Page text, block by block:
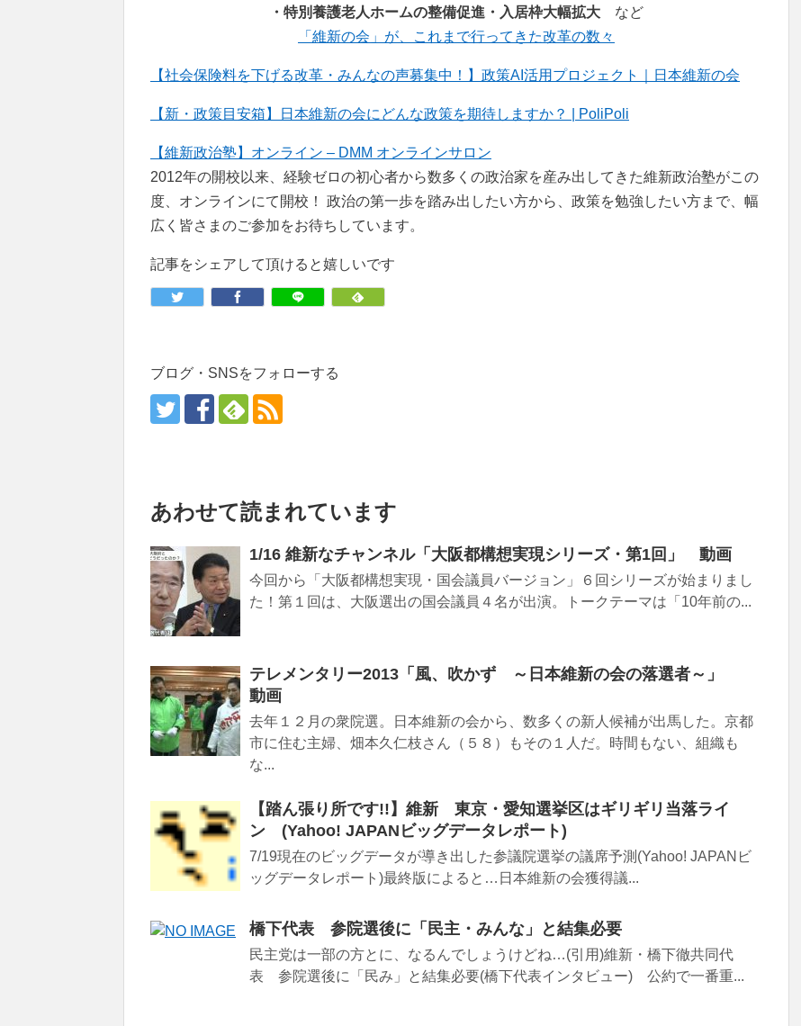
・特別養護老人ホームの整備促進・入居枠大幅拡大 など
「維新の会」が、これまで行ってきた改革の数々
【社会保険料を下げる改革・みんなの声募集中！】政策AI活用プロジェクト｜日本維新の会
【新・政策目安箱】日本維新の会にどんな政策を期待しますか？ | PoliPoli
【維新政治塾】オンライン – DMM オンラインサロン
2012年の開校以来、経験ゼロの初心者から数多くの政治家を産み出してきた維新政治塾がこの
度、オンラインにて開校！ 政治の第一歩を踏み出したい方から、政策を勉強したい方まで、幅
広く皆さまのご参加をお待ちしています。
記事をシェアして頂けると嬉しいです
ブログ・SNSをフォローする
あわせて読まれています
1/16 維新なチャンネル「大阪都構想実現シリーズ・第1回」 動画
今回から「大阪都構想実現・国会議員バージョン」６回シリーズが始まりまし
た！第１回は、大阪選出の国会議員４名が出演。トークテーマは「10年前の...
テレメンタリー2013「風、吹かず ～日本維新の会の落選者～」
動画
去年１２月の衆院選。日本維新の会から、数多くの新人候補が出馬した。京都
市に住む主婦、畑本久仁枝さん（５８）もその１人だ。時間もない、組織も
な...
【踏ん張り所です!!】維新 東京・愛知選挙区はギリギリ当落ライ
ン (Yahoo! JAPANビッグデータレポート)
7/19現在のビッグデータが導き出した参議院選挙の議席予測(Yahoo! JAPANビ
ッグデータレポート)最終版によると…日本維新の会獲得議...
橋下代表 参院選後に「民主・みんな」と結集必要
民主党は一部の方とに、なるんでしょうけどね…(引用)維新・橋下徹共同代
表 参院選後に「民み」と結集必要(橋下代表インタビュー) 公約で一番重...